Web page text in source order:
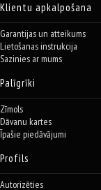
Klientu apkalpošana
Garantijas un atteikums
Lietošanas instrukcija
Sazinies ar mums
Palīgrīki
Zīmols
Dāvanu kartes
Īpašie piedāvājumi
Profils
Autorizēties